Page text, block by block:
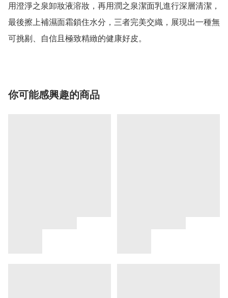
用澄淨之泉卸妝液溶妝，再用潤之泉潔面乳進行深層清潔，
最後擦上補濕面霜鎖住水分，三者完美交織，展現出一種無
可挑剔、自信且極致精緻的健康好皮。
你可能感興趣的商品